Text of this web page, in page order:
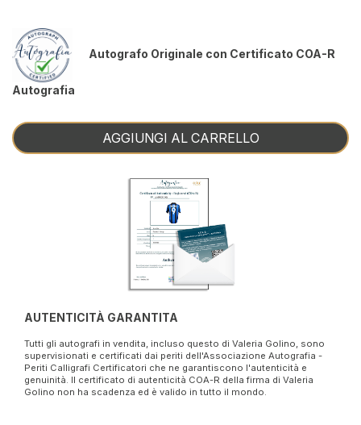
Autografo Originale con Certificato COA-R
Autografia
AGGIUNGI AL CARRELLO
AUTENTICITÀ GARANTITA
Tutti gli autografi in vendita, incluso questo di Valeria Golino, sono
supervisionati e certificati dai periti dell'Associazione Autografia -
Periti Calligrafi Certificatori che ne garantiscono l'autenticità e
genuinità. Il certificato di autenticità COA-R della firma di Valeria
Golino non ha scadenza ed è valido in tutto il mondo.